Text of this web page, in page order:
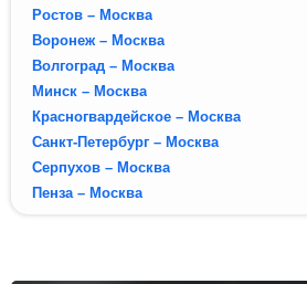
Ростов – Москва
Воронеж – Москва
Волгоград – Москва
Минск – Москва
Красногвардейское – Москва
Санкт-Петербург – Москва
Серпухов – Москва
Пенза – Москва